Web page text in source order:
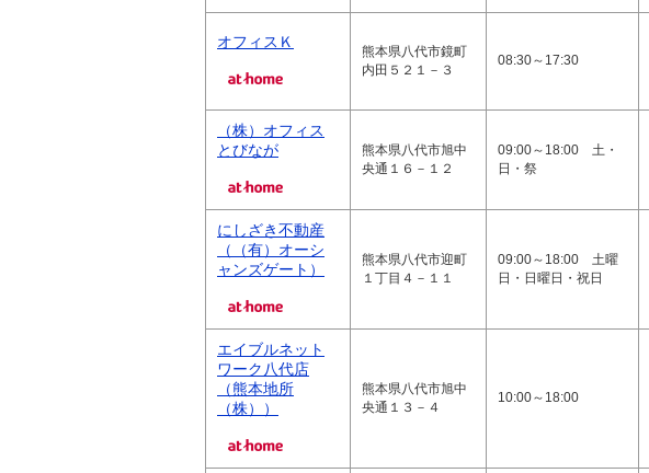
オフィスＫ
熊本県八代市鏡町
内田５２１－３
08:30～17:30
（株）オフィス
とびなが
熊本県八代市旭中
央通１６－１２
09:00～18:00 土・
日・祭
にしざき不動産
（（有）オーシ
ャンズゲート）
熊本県八代市迎町
１丁目４－１１
09:00～18:00 土曜
日・日曜日・祝日
エイブルネット
ワーク八代店
（熊本地所
（株））
熊本県八代市旭中
央通１３－４
10:00～18:00